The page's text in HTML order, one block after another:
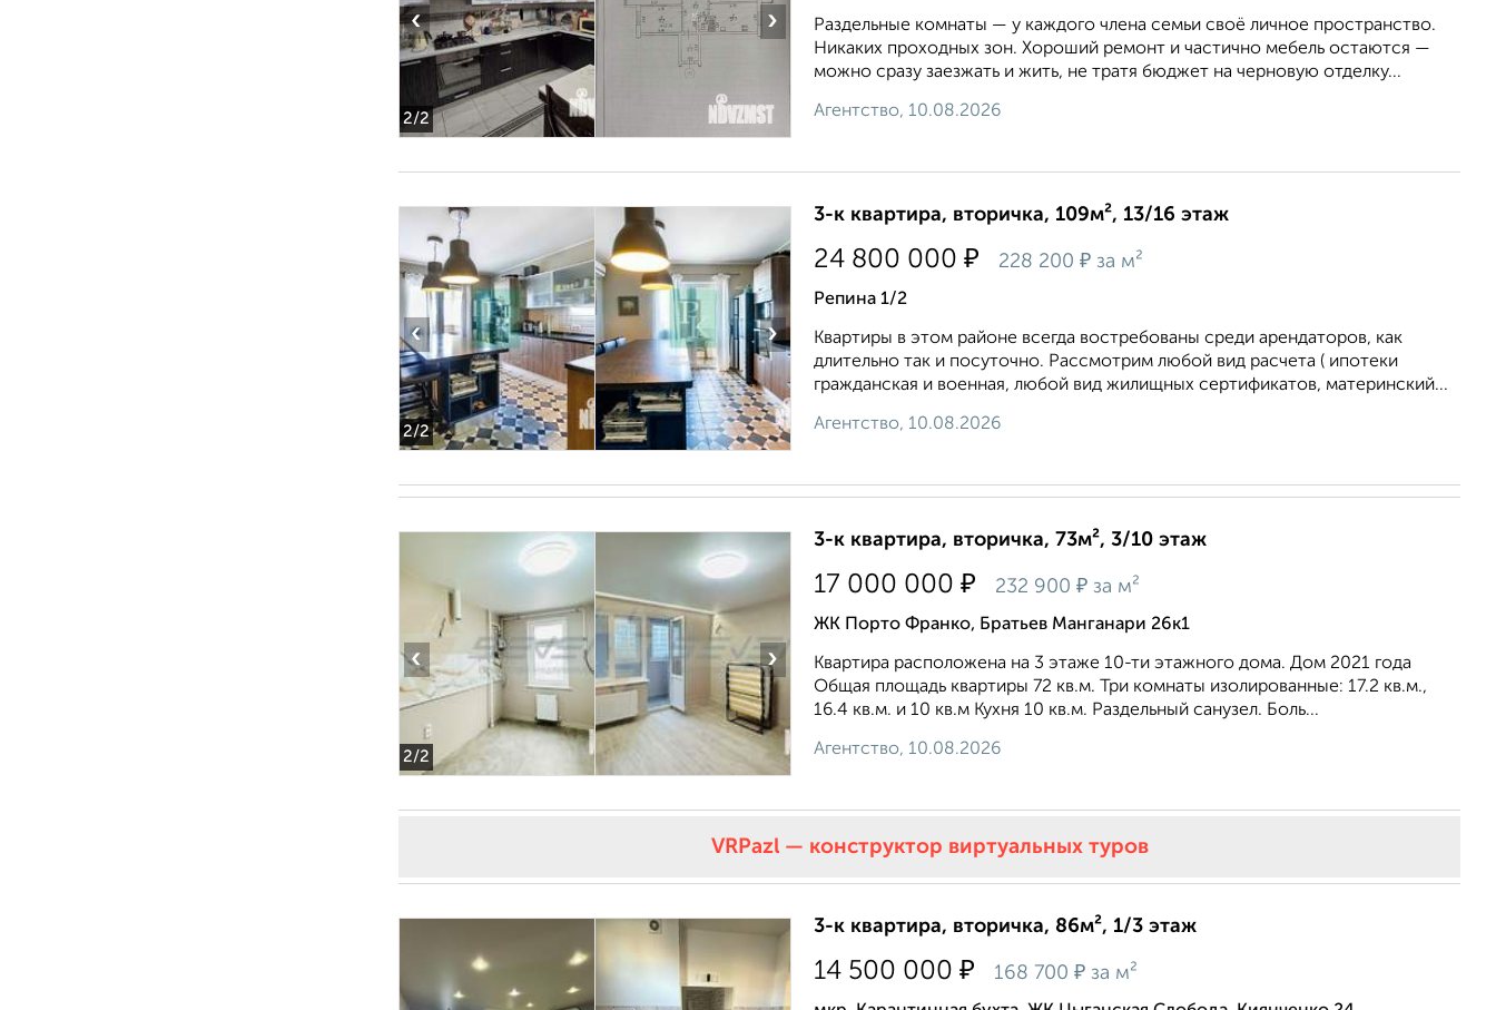
2/2
‹ ›
Раздельные комнаты — у каждого члена семьи своё личное пространство.
Никаких проходных зон. Хороший ремонт и частично мебель остаются —
можно сразу заезжать и жить, не тратя бюджет на черновую отделку...
Агентство, 10.08.2026
2/2
‹ ›
3-к квартира, вторичка, 109м², 13/16 этаж
24 800 000 ₽ 228 200 ₽ за м²
Репина 1/2
Квартиры в этом районе всегда востребованы среди арендаторов, как
длительно так и посуточно. Рассмотрим любой вид расчета ( ипотеки
гражданская и военная, любой вид жилищных сертификатов, материнский...
Агентство, 10.08.2026
2/2
‹ ›
3-к квартира, вторичка, 73м², 3/10 этаж
17 000 000 ₽ 232 900 ₽ за м²
ЖК Порто Франко, Братьев Манганари 26к1
Квартира расположена на 3 этаже 10-ти этажного дома. Дом 2021 года
Общая площадь квартиры 72 кв.м. Три комнаты изолированные: 17.2 кв.м.,
16.4 кв.м. и 10 кв.м Кухня 10 кв.м. Раздельный санузел. Боль...
Агентство, 10.08.2026
VRPazl — конструктор виртуальных туров
3-к квартира, вторичка, 86м², 1/3 этаж
14 500 000 ₽ 168 700 ₽ за м²